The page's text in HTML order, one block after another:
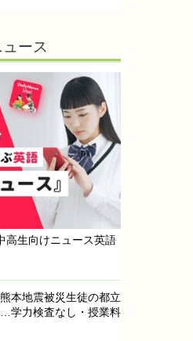
ース
高生向けニュース英語
本地震被災生徒の都立
学力検査なし・授業料